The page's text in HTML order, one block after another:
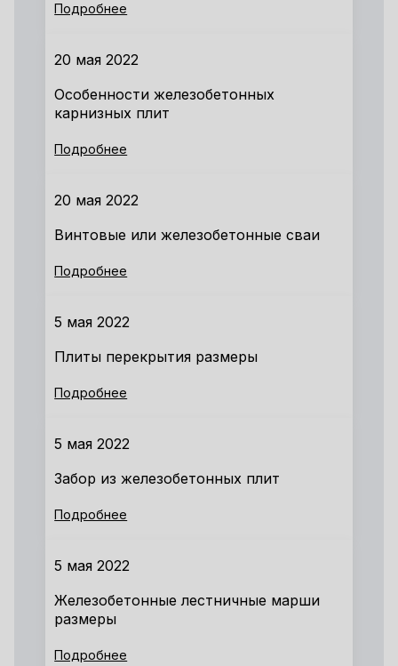
Подробнее
20 мая 2022
Особенности железобетонных
карнизных плит
Подробнее
20 мая 2022
Винтовые или железобетонные сваи
Подробнее
5 мая 2022
Плиты перекрытия размеры
Подробнее
5 мая 2022
Забор из железобетонных плит
Подробнее
5 мая 2022
Железобетонные лестничные марши
размеры
Подробнее